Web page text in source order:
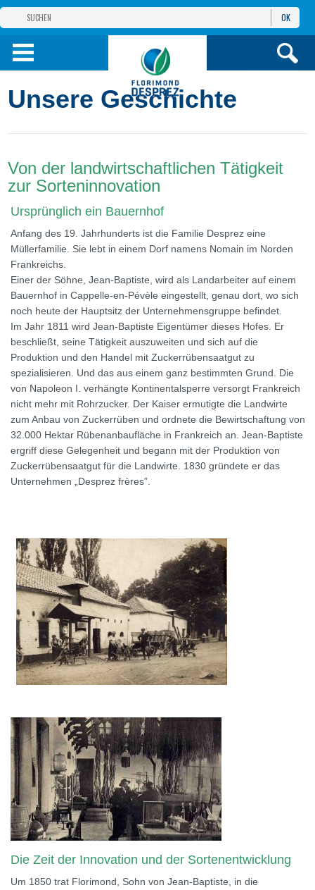
GRUPPE
PRODUKTE
OK
Unsere Geschichte
Von der landwirtschaftlichen Tätigkeit
zur Sorteninnovation
Ursprünglich ein Bauernhof
Anfang des 19. Jahrhunderts ist die Familie Desprez eine
Müllerfamilie. Sie lebt in einem Dorf namens Nomain im Norden
Frankreichs.
Einer der Söhne, Jean-Baptiste, wird als Landarbeiter auf einem
Bauernhof in Cappelle-en-Pévèle eingestellt, genau dort, wo sich
noch heute der Hauptsitz der Unternehmensgruppe befindet.
Im Jahr 1811 wird Jean-Baptiste Eigentümer dieses Hofes. Er
beschließt, seine Tätigkeit auszuweiten und sich auf die
Produktion und den Handel mit Zuckerrübensaatgut zu
spezialisieren. Und das aus einem ganz bestimmten Grund. Die
von Napoleon I. verhängte Kontinentalsperre versorgt Frankreich
nicht mehr mit Rohrzucker. Der Kaiser ermutigte die Landwirte
zum Anbau von Zuckerrüben und ordnete die Bewirtschaftung von
32.000 Hektar Rübenanbaufläche in Frankreich an. Jean-Baptiste
ergriff diese Gelegenheit und begann mit der Produktion von
Zuckerrübensaatgut für die Landwirte. 1830 gründete er das
Unternehmen „Desprez frères”.
Die Zeit der Innovation und der Sortenentwicklung
Um 1850 trat Florimond, Sohn von Jean-Baptiste, in die